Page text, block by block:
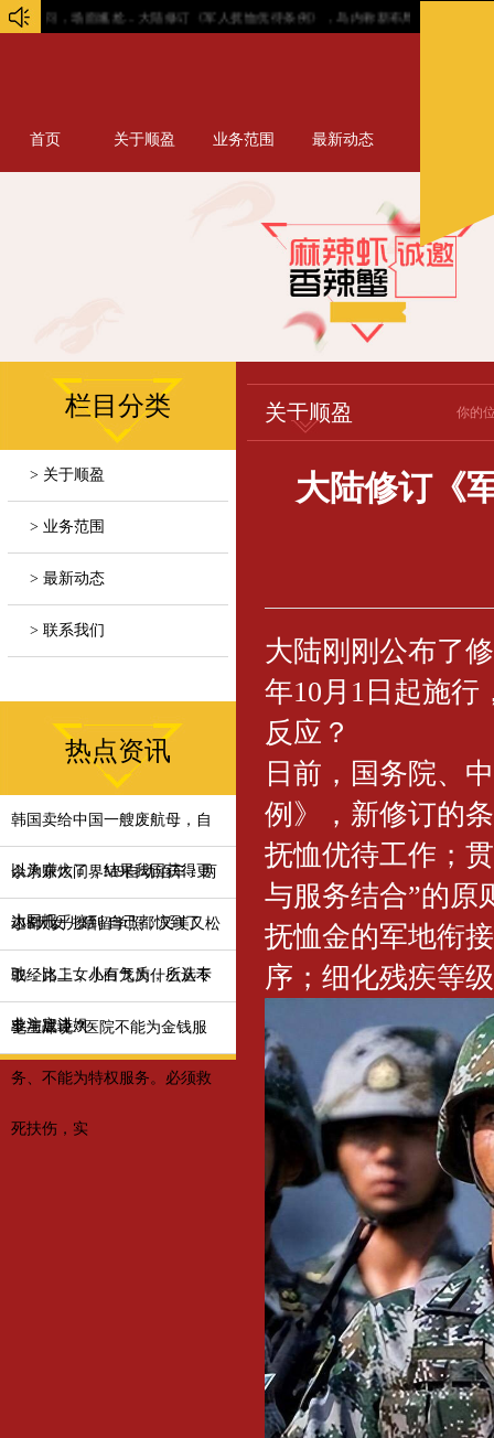
场面尴尬... 大陆修订《军人抚恤优待条例》，岛内称新布局出现，赖做最坏打算...
首页 关于顺盈 业务范围 最新动态
栏目分类
> 关于顺盈
> 业务范围
> 最新动态
> 联系我们
热点资讯
韩国卖给中国一艘废航母，自
以为赚大了，结果我国获得更
大回报
余承东炫问界M9自动泊车：两
边都几乎擦到 自己都惊到了
小S大女儿晒留学照，又美又松
弛，比二女儿有气质，所选专
业注定进娱
取经路上，小白龙为什么从不
参与战斗？
毛主席说:“医院不能为金钱服
务、不能为特权服务。必须救
死扶伤，实
关于顺盈 你的
大陆修订《
大陆刚刚公布了
年10月1日起施
反应？
日前，国务院、
例》，新修订的
抚恤优待工作；
与服务结合”的原
抚恤金的军地衔
序；细化残疾等